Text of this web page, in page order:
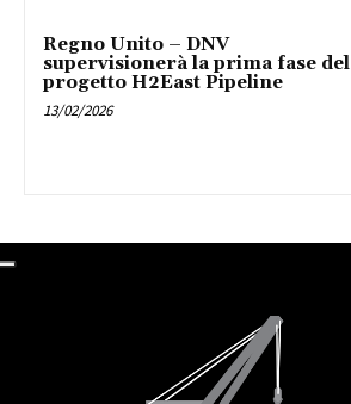
Regno Unito – DNV
supervisionerà la prima fase del
progetto H2East Pipeline
13/02/2026